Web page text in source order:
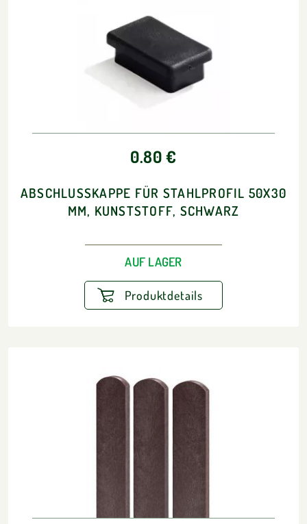
0.80 €
ABSCHLUSSKAPPE FÜR STAHLPROFIL 50X30
MM, KUNSTSTOFF, SCHWARZ
AUF LAGER
Produktdetails